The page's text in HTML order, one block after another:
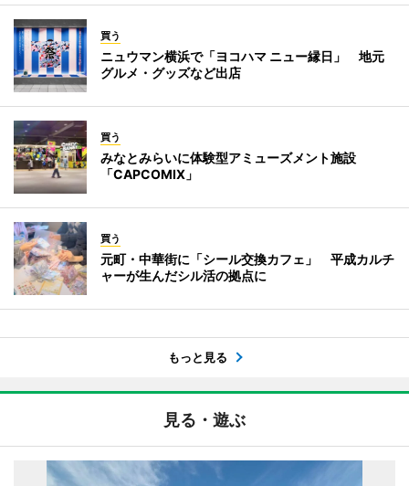
買う
ニュウマン横浜で「ヨコハマ ニュー縁日」 地元
グルメ・グッズなど出店
買う
みなとみらいに体験型アミューズメント施設
「CAPCOMIX」
買う
元町・中華街に「シール交換カフェ」 平成カルチ
ャーが生んだシル活の拠点に
もっと見る
見る・遊ぶ